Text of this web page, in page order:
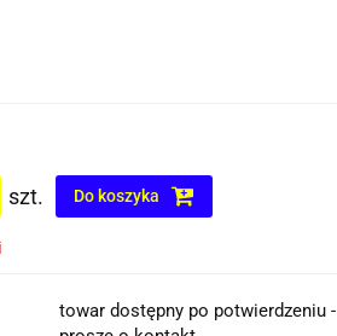
szt. Do koszyka
towar dostępny po potwierdzeniu -